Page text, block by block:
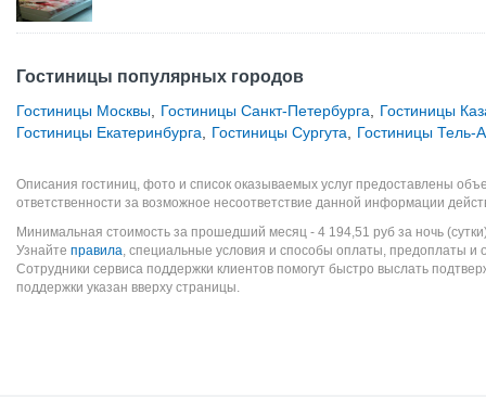
Гостиницы популярных городов
Гостиницы Москвы Гостиницы Санкт-Петербурга
Гостиницы
Гостиницы Екатеринбурга
Гостиницы Сургута Гостиницы Тель-
Описания гостиниц, фото и список оказываемых услуг предоставлены
ответственности за возможное несоответствие данной информации
Минимальная стоимость за прошедший месяц - 4 194,51 руб за ночь
Узнайте правила, специальные условия и способы оплаты, предоплаты и
Сотрудники сервиса поддержки клиентов помогут быстро выслать
поддержки указан вверху страницы.